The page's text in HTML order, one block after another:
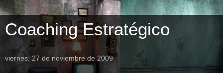
Coaching Estratégico
viernes, 27 de noviembre de 2009